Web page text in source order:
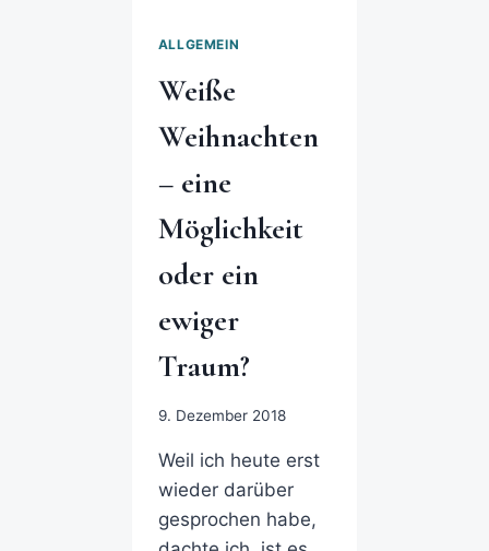
ALLGEMEIN
Weiße
Weihnachten
– eine
Möglichkeit
oder ein
ewiger
Traum?
9. Dezember 2018
Weil ich heute erst
wieder darüber
gesprochen habe,